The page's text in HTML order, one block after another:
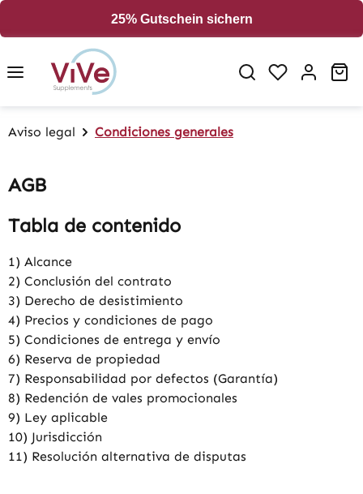
25% Gutschein sichern
Aviso legal Condiciones generales
AGB
Tabla de contenido
1) Alcance
2) Conclusión del contrato
3) Derecho de desistimiento
4) Precios y condiciones de pago
5) Condiciones de entrega y envío
6) Reserva de propiedad
7) Responsabilidad por defectos (Garantía)
8) Redención de vales promocionales
9) Ley aplicable
10) Jurisdicción
11) Resolución alternativa de disputas